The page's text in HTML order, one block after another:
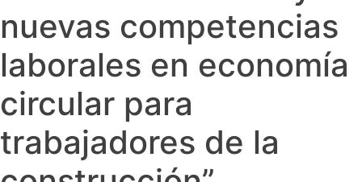
nuevas competencias
laborales en economía
circular para
trabajadores de la